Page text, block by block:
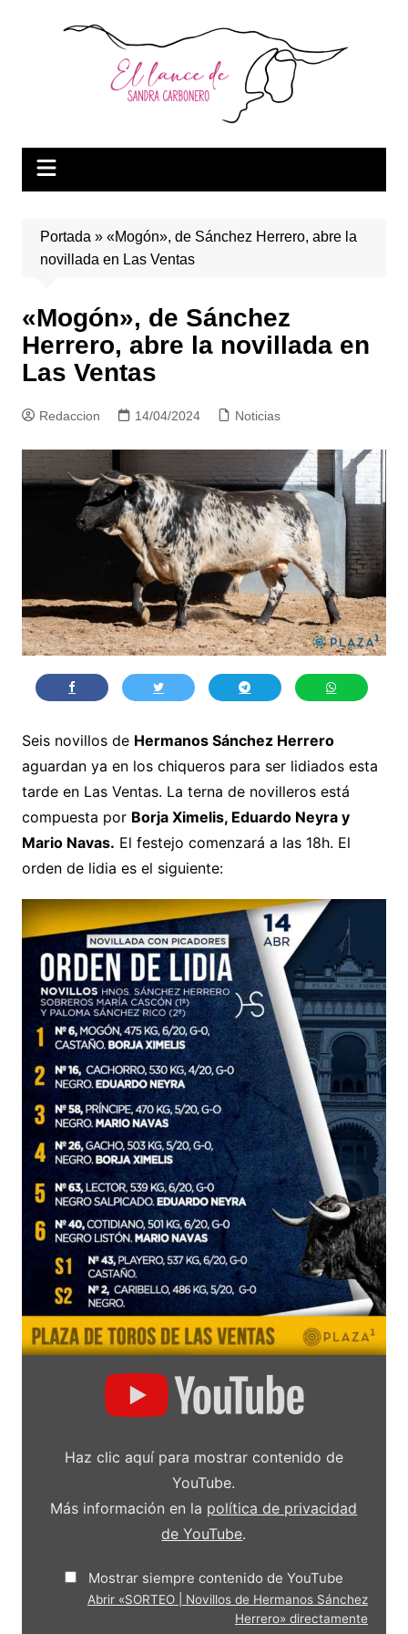
Portada » «Mogón», de Sánchez Herrero, abre la
novillada en Las Ventas
«Mogón», de Sánchez
Herrero, abre la novillada en
Las Ventas
Redaccion 14/04/2024 Noticias
Seis novillos de Hermanos Sánchez Herrero
aguardan ya en los chiqueros para ser lidiados esta
tarde en Las Ventas. La terna de novilleros está
compuesta por Borja Ximelis, Eduardo Neyra y
Mario Navas. El festejo comenzará a las 18h. El
orden de lidia es el siguiente:
Sánchez
Herrero»Haz clic aquí para mostrar contenido de
YouTube.
Más información en la política de privacidad
de YouTube.
Mostrar siempre contenido de YouTube
Abrir «SORTEO | Novillos de Hermanos Sánchez
Herrero» directamente